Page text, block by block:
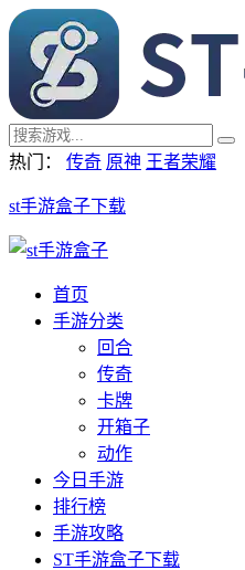
热门： 传奇 原神 王者荣耀
st手游盒子下载
首页
手游分类
回合
传奇
卡牌
开箱子
动作
今日手游
排行榜
手游攻略
ST手游盒子下载